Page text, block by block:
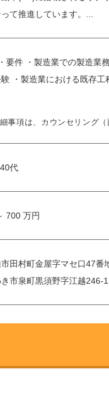
て推進しています。...
要件 ・製造業での製造業
・製造業における既存
事項は、カウンセリング（
代
700 万円
田村町金屋字マセ口47番
市泉町黒須野字江越246-